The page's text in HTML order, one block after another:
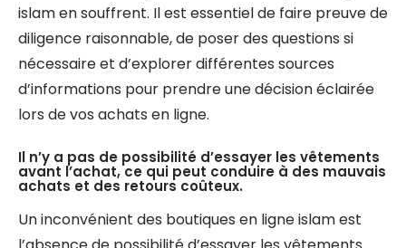
islam en souffrent. Il est essentiel de faire preuve de
diligence raisonnable, de poser des questions si
nécessaire et d’explorer différentes sources
d’informations pour prendre une décision éclairée
lors de vos achats en ligne.
Il n’y a pas de possibilité d’essayer les vêtements
avant l’achat, ce qui peut conduire à des mauvais
achats et des retours coûteux.
Un inconvénient des boutiques en ligne islam est